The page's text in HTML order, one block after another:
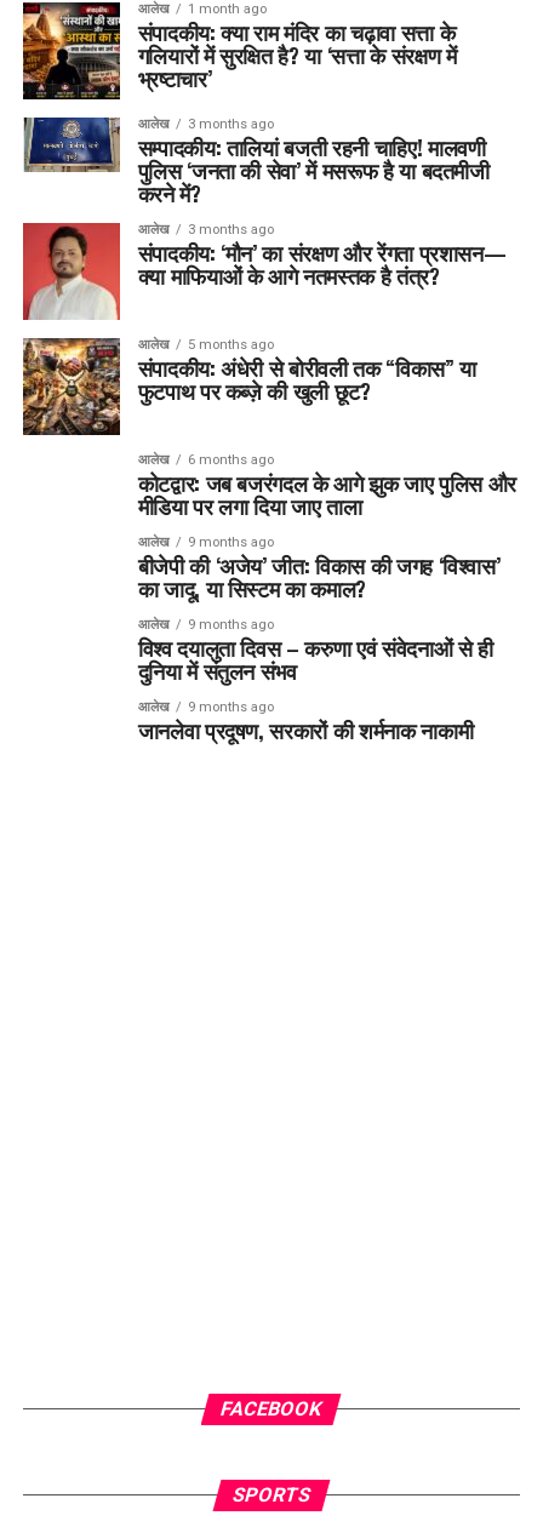
आलेख 1 month ago
संपादकीय: क्या राम मंदिर का चढ़ावा सत्ता के
गलियारों में सुरक्षित है? या ‘सत्ता के संरक्षण में
भ्रष्टाचार’
आलेख 3 months ago
सम्पादकीय: तालियां बजती रहनी चाहिए! मालवणी
पुलिस ‘जनता की सेवा’ में मसरूफ है या बदतमीजी
करने में?
आलेख 3 months ago
संपादकीय: ‘मौन’ का संरक्षण और रेंगता प्रशासन—
क्या माफियाओं के आगे नतमस्तक है तंत्र?
आलेख 5 months ago
संपादकीय: अंधेरी से बोरीवली तक “विकास” या
फुटपाथ पर कब्ज़े की खुली छूट?
आलेख 6 months ago
कोटद्वार: जब बजरंगदल के आगे झुक जाए पुलिस और
मीडिया पर लगा दिया जाए ताला
आलेख 9 months ago
बीजेपी की ‘अजेय’ जीत: विकास की जगह ‘विश्वास’
का जादू, या सिस्टम का कमाल?
आलेख 9 months ago
विश्व दयालुता दिवस – करुणा एवं संवेदनाओं से ही
दुनिया में संतुलन संभव
आलेख 9 months ago
जानलेवा प्रदूषण, सरकारों की शर्मनाक नाकामी
FACEBOOK
SPORTS